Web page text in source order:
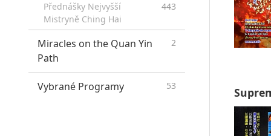
Přednášky Nejvyšší
Mistryně Ching Hai
443
Miracles on the Quan Yin
Path
2
Vybrané Programy 53